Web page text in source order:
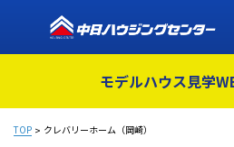
モデルハウス見学
TOP クレバリーホーム（岡崎）